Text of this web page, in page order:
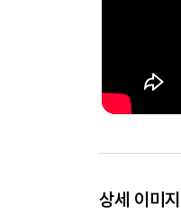
상세 이미지